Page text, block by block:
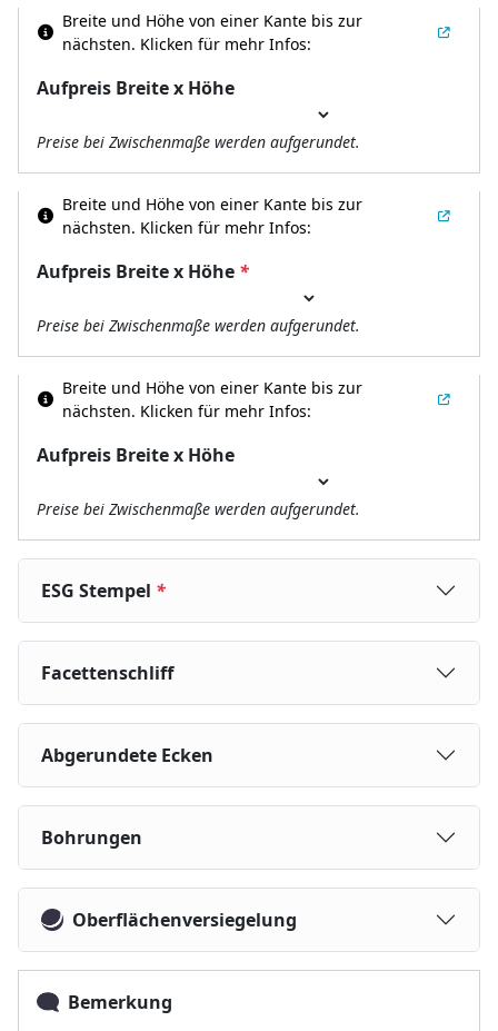
Aufpreis Breite x Höhe
Breite und Höhe von einer Kante bis zur
nächsten. Klicken für mehr Infos:
Preise bei Zwischenmaße werden aufgerundet.
Aufpreis Breite x Höhe *
Breite und Höhe von einer Kante bis zur
nächsten. Klicken für mehr Infos:
Preise bei Zwischenmaße werden aufgerundet.
Aufpreis Breite x Höhe
Breite und Höhe von einer Kante bis zur
nächsten. Klicken für mehr Infos:
Preise bei Zwischenmaße werden aufgerundet.
ESG Stempel *
Facettenschliff
Abgerundete Ecken
Bohrungen
Oberflächenversiegelung
Bemerkung